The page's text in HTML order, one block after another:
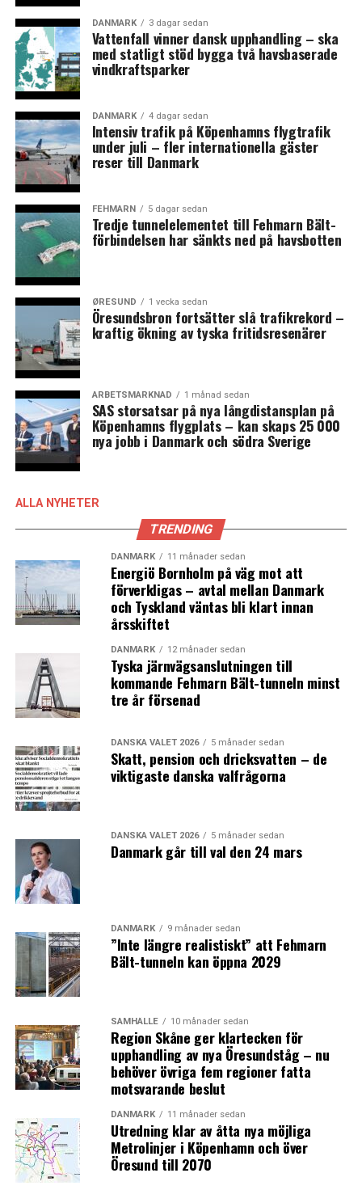
Nordhavnen kan även bli hemvist för Nordens högsta
byggnad och en nöjespark framöver. Ett förslag har
framförts om att bygga ett 280 meter högt hus kallat
H.C. Andersen Adventure Tower i området.
Byggkostnaden uppskattas till omkring 6,5 miljarder
danska kronor. Tornet planeras inrymma butiker, ägar-
och hyreslägenheter, hotell samt utsiktsplats och omges
av en nöjespark med H.C. Andersen-tema.
Initiativtagare är Kurt Immanuel Pedersen och John
Christensen som framöver söker fler investerare för att
kunna realisera projektet, rapporterar Berlingske.
Initiativtagarna samarbetar med arkitektbyrån Bjarke
Ingels Group, BIG, om utformningen av projektet.
(News Øresund)
LÄS OCKSÅ:
Dansk färjetrafik växer – utom till Sverige och Norge
Dansk Folkeparti och Socialdemokratiet får allt närmare
relation medan regeringen tvingas backa från allt fler
förslag
DANMARK 3 dagar sedan
Vattenfall vinner dansk upphandling – ska
med statligt stöd bygga två havsbaserade
vindkraftsparker
DANMARK 4 dagar sedan
Intensiv trafik på Köpenhamns flygtrafik
under juli – fler internationella gäster
reser till Danmark
FEHMARN 5 dagar sedan
Tredje tunnelelementet till Fehmarn Bält-
förbindelsen har sänkts ned på havsbotten
ØRESUND 1 vecka sedan
Öresundsbron fortsätter slå trafikrekord –
kraftig ökning av tyska fritidsresenärer
ARBETSMARKNAD 1 månad sedan
SAS storsatsar på nya långdistansplan på
Köpenhamns flygplats – kan skaps 25 000
nya jobb i Danmark och södra Sverige
ALLA NYHETER
TRENDING
DANMARK 11 månader sedan
Energiö Bornholm på väg mot att
förverkligas – avtal mellan Danmark
och Tyskland väntas bli klart innan
årsskiftet
DANMARK 12 månader sedan
Tyska järnvägsanslutningen till
kommande Fehmarn Bält-tunneln minst
tre år försenad
DANSKA VALET 2026 5 månader sedan
Skatt, pension och dricksvatten – de
viktigaste danska valfrågorna
DANSKA VALET 2026 5 månader sedan
Danmark går till val den 24 mars
DANMARK 9 månader sedan
”Inte längre realistiskt” att Fehmarn
Bält-tunneln kan öppna 2029
SAMHÄLLE 10 månader sedan
Region Skåne ger klartecken för
upphandling av nya Öresundståg – nu
behöver övriga fem regioner fatta
motsvarande beslut
DANMARK 11 månader sedan
Utredning klar av åtta nya möjliga
Metrolinjer i Köpenhamn och över
Öresund till 2070